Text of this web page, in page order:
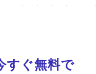
すぐ無料で